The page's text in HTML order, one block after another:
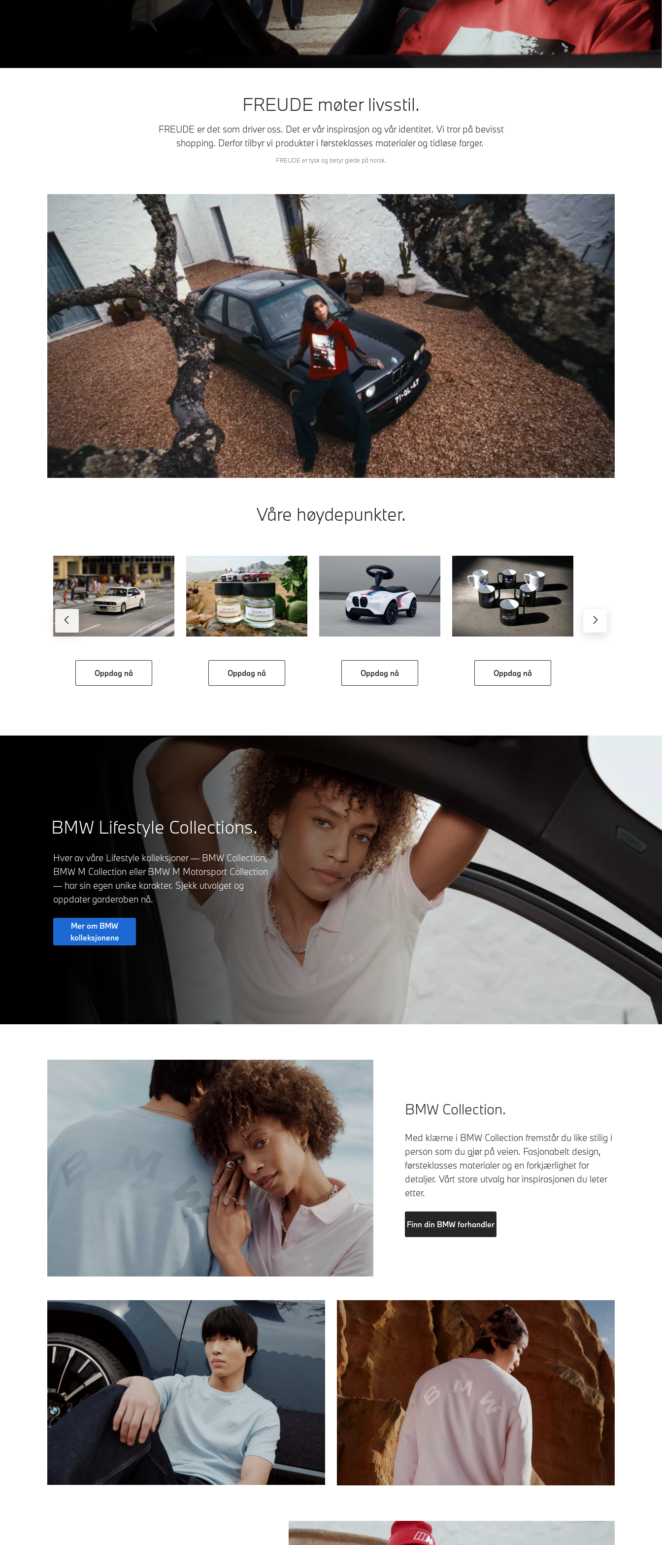
FREUDE møter livsstil.
FREUDE er det som driver oss. Det er vår inspirasjon og vår identitet. Vi tror på bevisst
shopping. Derfor tilbyr vi produkter i førsteklasses materialer og tidløse farger.
FREUDE er tysk og betyr glede på norsk.
Våre høydepunkter.
Oppdag nå Oppdag nå Oppdag nå Oppdag nå
BMW Lifestyle Collections.
Hver av våre Lifestyle kolleksjoner — BMW Collection,
BMW M Collection eller BMW M Motorsport Collection
— har sin egen unike karakter. Sjekk utvalget og
oppdater garderoben nå.
Mer om BMW
kolleksjonene
BMW Collection.
Med klærne i BMW Collection fremstår du like stilig i
person som du gjør på veien. Fasjonabelt design,
førsteklasses materialer og en forkjærlighet for
detaljer. Vårt store utvalg har inspirasjonen du leter
etter.
Finn din BMW forhandler